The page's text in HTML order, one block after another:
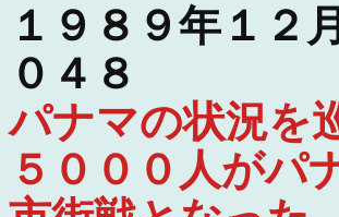
１９８９年１
０４８
パナマの状況を
５０００人がパ